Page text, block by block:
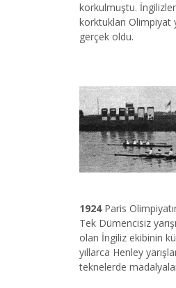
korkulmuştu.
korktukları Olimpiyat
gerçek oldu.
1924Paris
Tek Dümencisiz
olan İngiliz ekibinin
yıllarca Henley
teknelerde